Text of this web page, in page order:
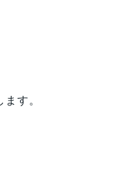
す。